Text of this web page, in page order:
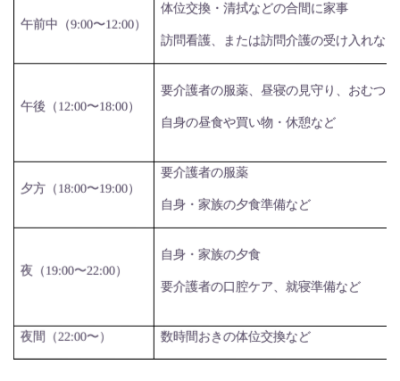
午前中（9:00〜12:00）
体位交換・清拭などの合間に家事
訪問看護 、または訪問介護の受け入れなど
午後（12:00〜18:00）
要介護者の服薬、昼寝の見守り、おむつ
自身の昼食や買い物・休憩など
夕方（18:00〜19:00）
要介護者の服薬
自身・家族の夕食準備など
夜（19:00〜22:00）
自身・家族の夕食
要介護者の口腔ケア、就寝準備など
夜間（22:00〜） 数時間おきの体位交換など